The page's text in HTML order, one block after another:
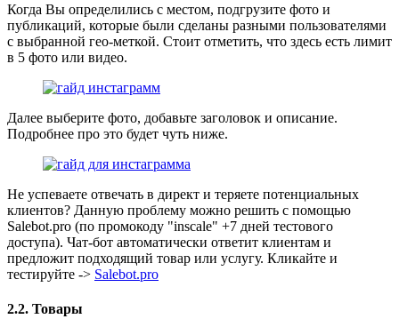
Когда Вы определились с местом, подгрузите фото и
публикаций, которые были сделаны разными пользователями
с выбранной гео-меткой. Стоит отметить, что здесь есть лимит
в 5 фото или видео.
Далее выберите фото, добавьте заголовок и описание.
Подробнее про это будет чуть ниже.
Не успеваете отвечать в директ и теряете потенциальных
клиентов? Данную проблему можно решить с помощью
Salebot.pro (по промокоду "inscale" +7 дней тестового
доступа). Чат-бот автоматически ответит клиентам и
предложит подходящий товар или услугу. Кликайте и
тестируйте -> Salebot.pro
2.2. Товары